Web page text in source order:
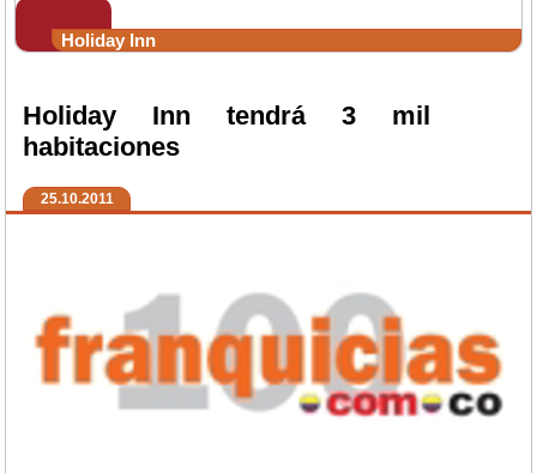
Holiday Inn
Holiday Inn tendrá 3 mil
habitaciones
25.10.2011